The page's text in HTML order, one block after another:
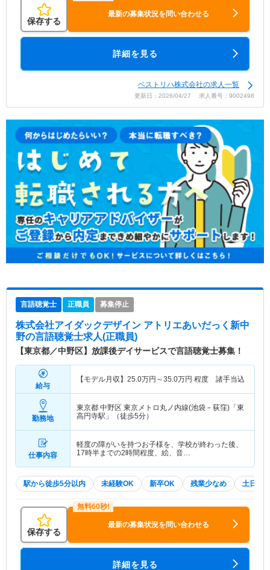
保存する
最新の募集状況を問い合わせる
詳細を見る
ベストリハ株式会社の求人一覧
更新日：2026/04/27 求人番号：9002498
言語聴覚士 正職員 募集停止
株式会社アイダックデザイン アトリエあいだっく新中
野の言語聴覚士求人(正職員)
【東京都／中野区】放課後デイサービスで言語聴覚士募集！
給与
【モデル月収】 25.0万円～35.0万円 程度 諸手当込
勤務地
東京都 中野区 東京メトロ丸ノ内線(池袋－荻窪)「東
高円寺駅」（徒歩5分）
仕事内容
軽度の障がいを持つお子様を、学校が終わった後、
17時半までの2時間程度、絵、音…
駅から徒歩5分以内 未経験OK 新卒OK 残業少なめ 土日祝
保存する
最新の募集状況を問い合わせる
詳細を見る